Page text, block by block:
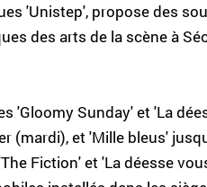
'Unistep', propose des
des arts de la scène à
Sunday' et 'La
et 'Mille bleus'
Fiction' et 'La déesse